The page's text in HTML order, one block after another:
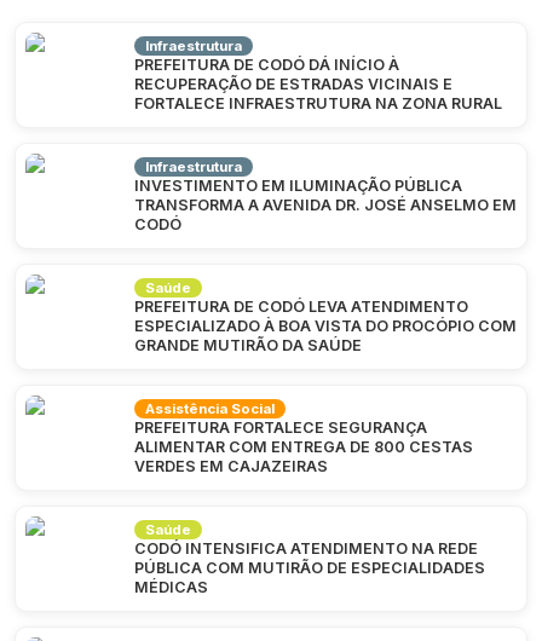
Infraestrutura
PREFEITURA DE CODÓ DÁ INÍCIO À
RECUPERAÇÃO DE ESTRADAS VICINAIS E
FORTALECE INFRAESTRUTURA NA ZONA RURAL
Infraestrutura
INVESTIMENTO EM ILUMINAÇÃO PÚBLICA
TRANSFORMA A AVENIDA DR. JOSÉ ANSELMO EM
CODÓ
Saúde
PREFEITURA DE CODÓ LEVA ATENDIMENTO
ESPECIALIZADO À BOA VISTA DO PROCÓPIO COM
GRANDE MUTIRÃO DA SAÚDE
Assistência Social
PREFEITURA FORTALECE SEGURANÇA
ALIMENTAR COM ENTREGA DE 800 CESTAS
VERDES EM CAJAZEIRAS
Saúde
CODÓ INTENSIFICA ATENDIMENTO NA REDE
PÚBLICA COM MUTIRÃO DE ESPECIALIDADES
MÉDICAS